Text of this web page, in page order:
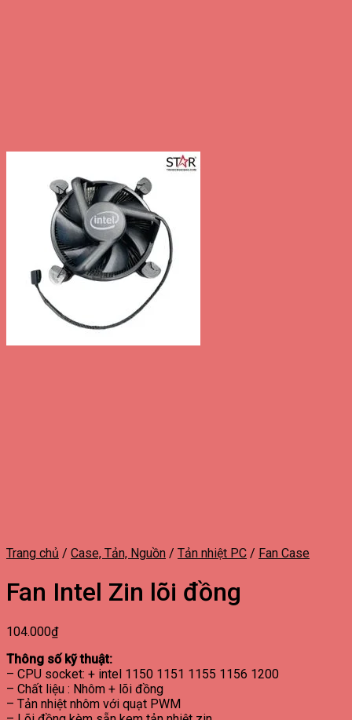
Trang chủ / Case, Tản, Nguồn / Tản nhiệt PC / Fan Case
Fan Intel Zin lõi đồng
104.000₫
Thông số kỹ thuật:
– CPU socket: + intel 1150 1151 1155 1156 1200
– Chất liệu : Nhôm + lõi đồng
– Tản nhiệt nhôm với quạt PWM